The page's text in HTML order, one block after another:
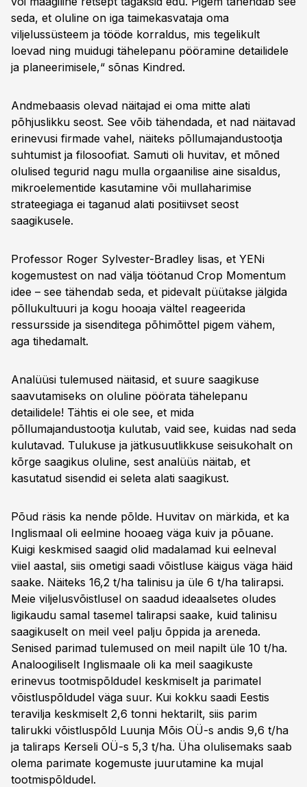
seda, et oluline on iga taimekasvataja oma
viljelussüsteem ja tööde korraldus, mis tegelikult
loevad ning muidugi tähelepanu pööramine detailidele
ja planeerimisele,“ sõnas Kindred.
Andmebaasis olevad näitajad ei oma mitte alati
põhjuslikku seost. See võib tähendada, et nad näitavad
erinevusi firmade vahel, näiteks põllumajandustootja
suhtumist ja filosoofiat. Samuti oli huvitav, et mõned
olulised tegurid nagu mulla orgaanilise aine sisaldus,
mikroelementide kasutamine või mullaharimise
strateegiaga ei taganud alati positiivset seost
saagikusele.
Professor Roger Sylvester-Bradley lisas, et YENi
kogemustest on nad välja töötanud Crop Momentum
idee – see tähendab seda, et pidevalt püütakse jälgida
põllukultuuri ja kogu hooaja vältel reageerida
ressursside ja sisenditega põhimõttel pigem vähem,
aga tihedamalt.
Analüüsi tulemused näitasid, et suure saagikuse
saavutamiseks on oluline pöörata tähelepanu
detailidele! Tähtis ei ole see, et mida
põllumajandustootja kulutab, vaid see, kuidas nad seda
kulutavad. Tulukuse ja jätkusuutlikkuse seisukohalt on
kõrge saagikus oluline, sest analüüs näitab, et
kasutatud sisendid ei seleta alati saagikust.
Põud räsis ka nende põlde. Huvitav on märkida, et ka
Inglismaal oli eelmine hooaeg väga kuiv ja põuane.
Kuigi keskmised saagid olid madalamad kui eelneval
viiel aastal, siis ometigi saadi võistluse käigus väga häid
saake. Näiteks 16,2 t/ha talinisu ja üle 6 t/ha talirapsi.
Meie viljelusvõistlusel on saadud ideaalsetes oludes
ligikaudu samal tasemel talirapsi saake, kuid talinisu
saagikuselt on meil veel palju õppida ja areneda.
Senised parimad tulemused on meil napilt üle 10 t/ha.
Analoogiliselt Inglismaale oli ka meil saagikuste
erinevus tootmispõldudel keskmiselt ja parimatel
võistluspõldudel väga suur. Kui kokku saadi Eestis
teravilja keskmiselt 2,6 tonni hektarilt, siis parim
talirukki võistluspõld Luunja Mõis OÜ-s andis 9,6 t/ha
ja taliraps Kerseli OÜ-s 5,3 t/ha. Üha olulisemaks saab
olema parimate kogemuste juurutamine ka mujal
tootmispõldudel.